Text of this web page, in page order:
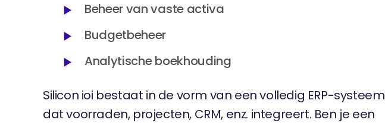
Beheer van vaste activa
Budgetbeheer
Analytische boekhouding
Silicon ioi bestaat in de vorm van een volledig ERP-systeem
dat voorraden, projecten, CRM, enz. integreert. Ben je een